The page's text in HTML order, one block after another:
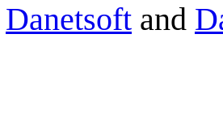
Danetsoft and